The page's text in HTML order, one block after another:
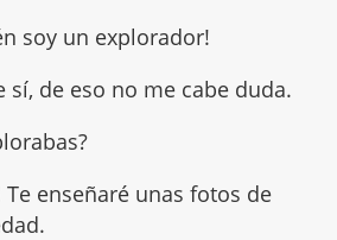
soy un explorador!
sí, de eso no me cabe duda.
Te enseñaré unas fotos de